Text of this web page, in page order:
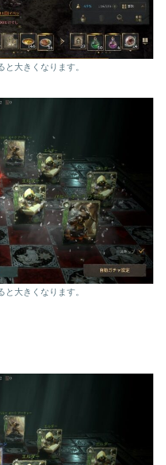
大きくなります。
大きくなります。